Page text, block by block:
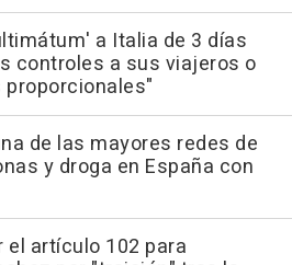
a Italia de 3 días
controles a sus viajeros o
de las mayores redes de
y droga en España con
el artículo 102 para